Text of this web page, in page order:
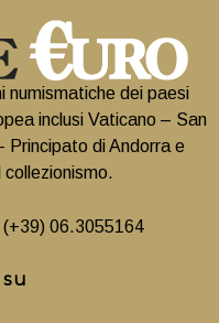
numismatiche dei paesi
inclusi Vaticano – San
Principato di Andorra e
06.3055164